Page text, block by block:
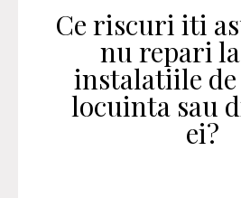
Ce riscuri iti
nu repari
instalatiile
locuinta sau
ei?